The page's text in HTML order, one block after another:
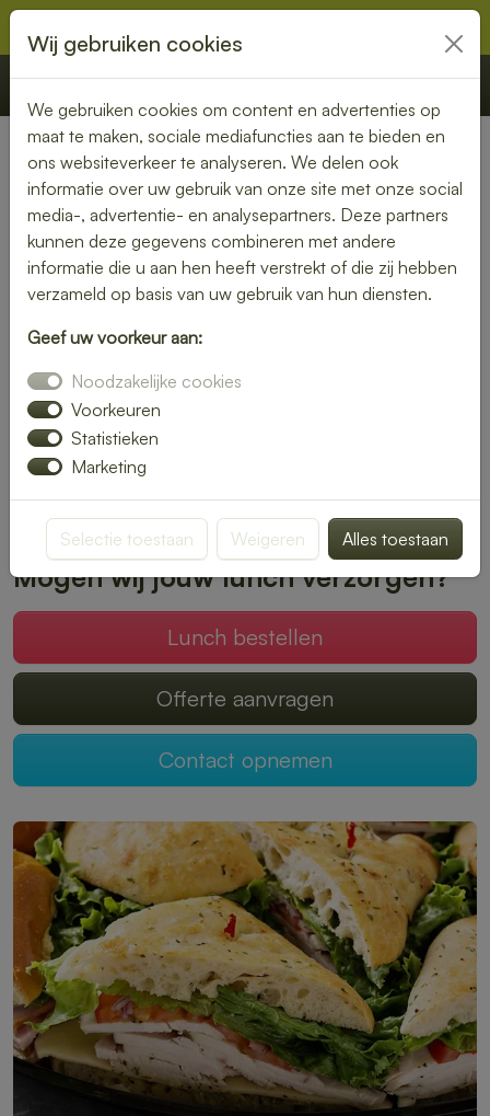
€ 0,00 Offerte Bestellen
Nederland» Langelo
Lunch bezorgen in Langelo –
vers en snel bij jou thuis of op
kantoor
bezorgen in Langelo en geniet van verse, smaakvolle
gerechten. Of je nu kiest voor een rijk belegd broodje, een
frisse salade of een warme maaltijd – wij bezorgen het bij
jou op locatie.
Plaats je bestelling online en geniet zonder zorgen van een
heerlijke lunch.
Mogen wij jouw lunch verzorgen?
Lunch bestellen
Offerte aanvragen
Contact opnemen
Wij gebruiken cookies
We gebruiken cookies om content en advertenties op
maat te maken, sociale mediafuncties aan te bieden en
ons websiteverkeer te analyseren. We delen ook
informatie over uw gebruik van onze site met onze social
media-, advertentie- en analysepartners. Deze partners
kunnen deze gegevens combineren met andere
informatie die u aan hen heeft verstrekt of die zij hebben
verzameld op basis van uw gebruik van hun diensten.
Geef uw voorkeur aan:
Noodzakelijke cookies
Voorkeuren
Statistieken
Marketing
Selectie toestaan Weigeren Alles toestaan